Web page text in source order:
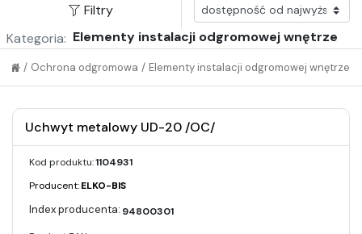
Filtry
Kategoria: Elementy instalacji odgromowej wnętrze
Elementy instalacji odgromowej wnętrze
/
Ochrona odgromowa
/
Uchwyt metalowy UD-20 /OC/
Kod produktu:1104931
Producent:ELKO-BIS
94800301